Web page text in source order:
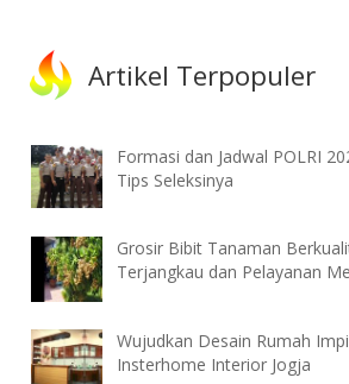
Artikel Terpopuler
Formasi dan Jadwal POLRI
Tips Seleksinya
Grosir Bibit Tanaman
Terjangkau dan Pelayanan
Wujudkan Desain Rumah
Insterhome Interior Jogja